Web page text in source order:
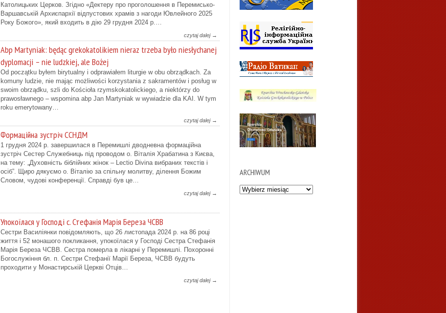
Католицьких Церков. Згідно «Дектеру про проголошення в Перемисько-
Варшавській Архиєпархії відпустових храмів з нагоди Ювлейного 2025
Року Божого», який входить в дію 29 грудня 2024 р.…
czytaj dalej →
Abp Martyniak: będąc grekokatolikiem nieraz trzeba było niesłychanej
dyplomacji – nie ludzkiej, ale Bożej
Od początku byłem birytualny i odprawiałem liturgie w obu obrządkach. Za
komuny ludzie, nie mając możliwości korzystania z sakramentów i posług w
swoim obrządku, szli do Kościoła rzymskokatolickiego, a niektórzy do
prawosławnego – wspomina abp Jan Martyniak w wywiadzie dla KAI. W tym
roku emerytowany…
czytaj dalej →
Формаційна зустріч ССНДМ
1 грудня 2024 р. завершилася в Перемишлі дводневна формаційна
зустріч Сестер Служебниць під проводом о. Віталія Храбатина з Києва,
на тему: „Духовність біблійних жінок – Lectio Divina вибраних текстів і
осіб”. Щиро дякуємо о. Віталію за спільну молитву, ділення Божим
Словом, чудові конференції. Справді був це…
czytaj dalej →
Упокоїлася у Господі с. Стефанія Марія Береза ЧСВВ
Cестри Василіянки повідомляють, що 26 листопада 2024 р. на 86 році
життя і 52 монашого покликання, упокоїлася у Господі Сестра Стефанія
Марія Береза ЧСВВ. Сестра померла в лікарні у Перемишлі. Похоронні
Богослужіння бл. п. Сестри Стефанії Марії Береза, ЧСВВ будуть
проходити у Монастирській Церкві Отців…
czytaj dalej →
ARCHIWUM
Archiwum